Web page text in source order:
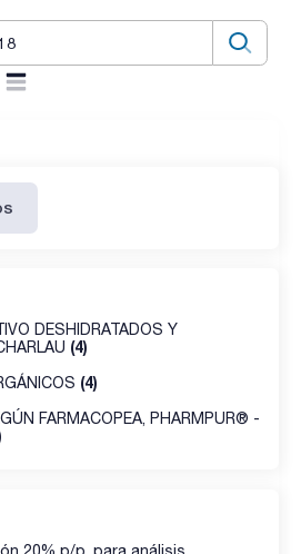
DESHIDRATADOS Y
(4)
(4)
FARMACOPEA, PHARMPUR® -